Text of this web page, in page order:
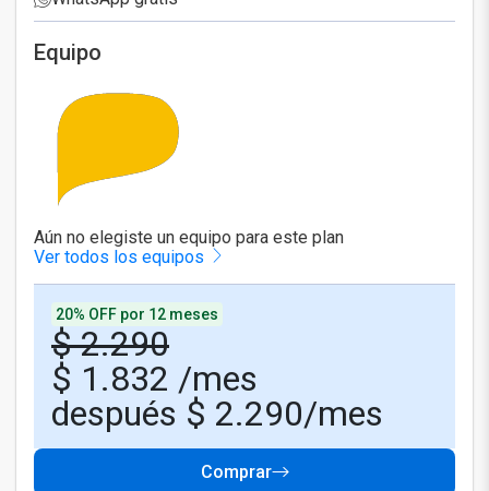
Equipo
Aún no elegiste un equipo para este plan
Ver todos los equipos
20% OFF por 12 meses
$ 2.290
$ 1.832 /mes
después $ 2.290/mes
Comprar